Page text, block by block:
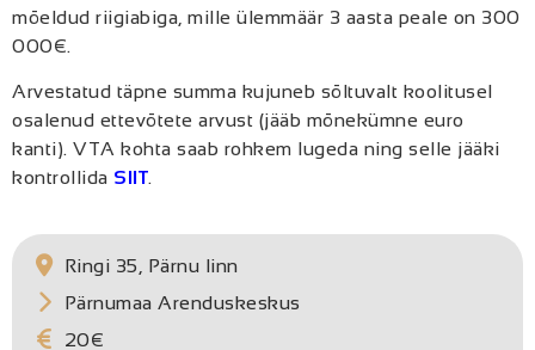
mõeldud riigiabiga, mille ülemmäär 3 aasta peale on 300
000€.
Arvestatud täpne summa kujuneb sõltuvalt koolitusel
osalenud ettevõtete arvust (jääb mõnekümne euro
kanti). VTA kohta saab rohkem lugeda ning selle jääki
kontrollida SIIT.
Ringi 35, Pärnu linn
Pärnumaa Arenduskeskus
20€